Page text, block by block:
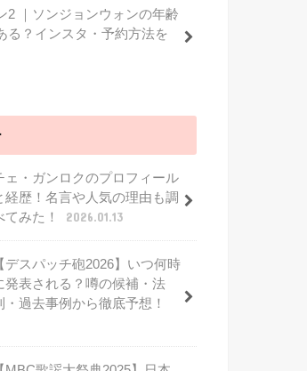
2 ｜ソンジョンウォンの年齢
る？インスタ・予約方法を
ェ・ガンロクのプロフィール
経歴！名言や人気の理由も調
てみた！
2026.01.13
デスパッチ砲2026】いつ何時
発表される？噂の候補・法
・過去事例から徹底予想！